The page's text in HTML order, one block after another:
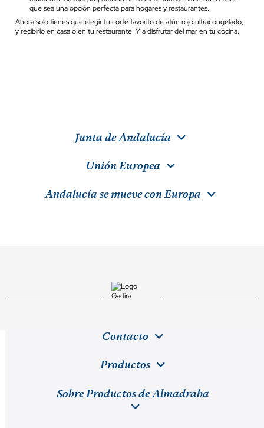
que sea una opción perfecta para hogares y restaurantes.
Ahora solo tienes que elegir tu corte favorito de atún rojo ultracongelado,
y recibirlo en casa o en tu restaurante. Y a disfrutar del mar en tu cocina.
Junta de Andalucía
Unión Europea
Andalucía se mueve con Europa
Contacto
Productos
Sobre Productos de Almadraba